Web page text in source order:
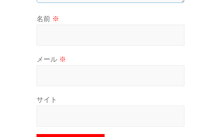
名前 ※
メール ※
サイト